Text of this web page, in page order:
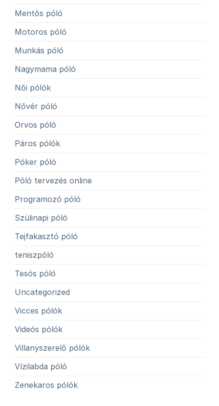
Mentős póló
Motoros póló
Munkás póló
Nagymama póló
Női pólók
Nővér póló
Orvos póló
Páros pólók
Póker póló
Póló tervezés online
Programozó póló
Szülinapi póló
Tejfakasztó póló
teniszpóló
Tesós póló
Uncategorized
Vicces pólók
Videós pólók
Villanyszerelő pólók
Vízilabda póló
Zenekaros pólók